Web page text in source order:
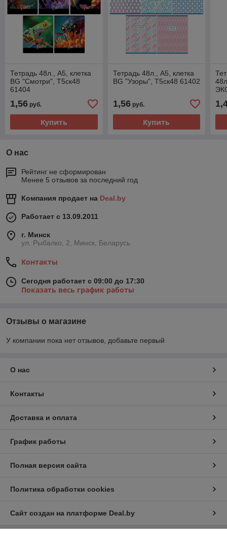
Тетрадь 48л., А5, клетка
BG "Смотри", Т5ск48
61404
1,56 руб.
Купить
Тетрадь 48л., А5, клетка
BG "Узоры", Т5ск48 61402
1,56руб.
Купить
О нас
Рейтинг не сформирован
Менее 5 отзывов за последний год
Компания продает на Deal.by
Работает с 13.09.2011
г. Минск
ул. Рыбалко, 2, Минск, Беларусь
Контакты
Сегодня работает с 09:00 до 17:30
Показать весь график работы
Отзывы о магазине
У компании пока нет отзывов, добавьте первый
О нас
Контакты
Доставка и оплата
График работы
Полная версия сайта
Политика обработки cookies
Сайт создан на платформе Deal.by